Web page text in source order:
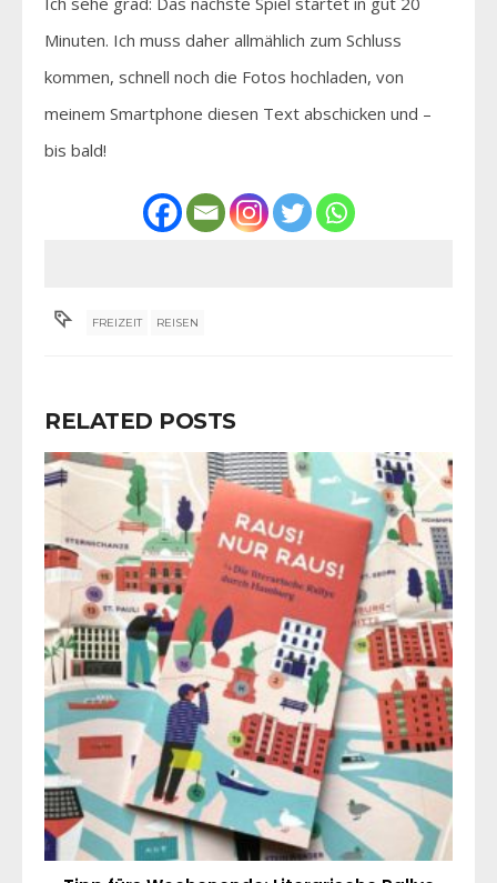
Minuten. Ich muss daher allmählich zum Schluss
kommen, schnell noch die Fotos hochladen, von
meinem Smartphone diesen Text abschicken und –
bis bald!
FREIZEIT REISEN
RELATED POSTS